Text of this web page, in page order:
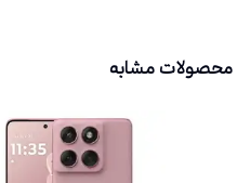
محصولات مشابه